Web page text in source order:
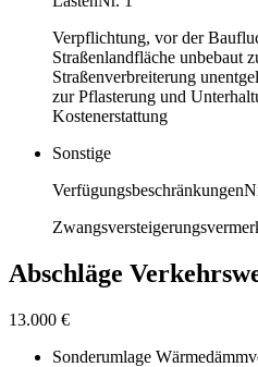
Verpflichtung, vor der
Straßenlandfläche unbebaut
Straßenverbreiterung
zur Pflasterung und
Kostenerstattung
Sonstige
Verfügungsbeschränkungen
Abschläge
13.000 €
Sonderumlage